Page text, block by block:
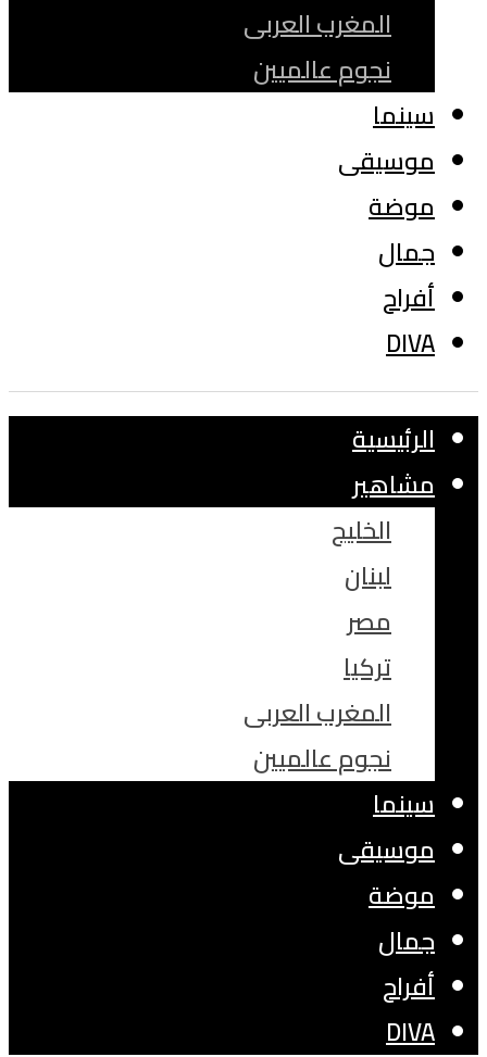
المغرب العربى
نجوم عالميين
سينما
موسيقى
موضة
جمال
أفراح
DIVA
الرئيسية
مشاهير
الخليج
المغرب العربى
نجوم عالميين
سينما
موسيقى
موضة
جمال
أفراح
DIVA